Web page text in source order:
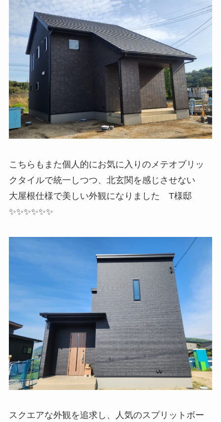
こちらもまた個人的にお気に入りのメテオブリッ
クタイルで統一しつつ、北玄関を感じさせない
大屋根仕様で美しい外観になりました T様邸
✨✨✨✨✨✨
スクエアな外観を追求し、人気のスプリットボー